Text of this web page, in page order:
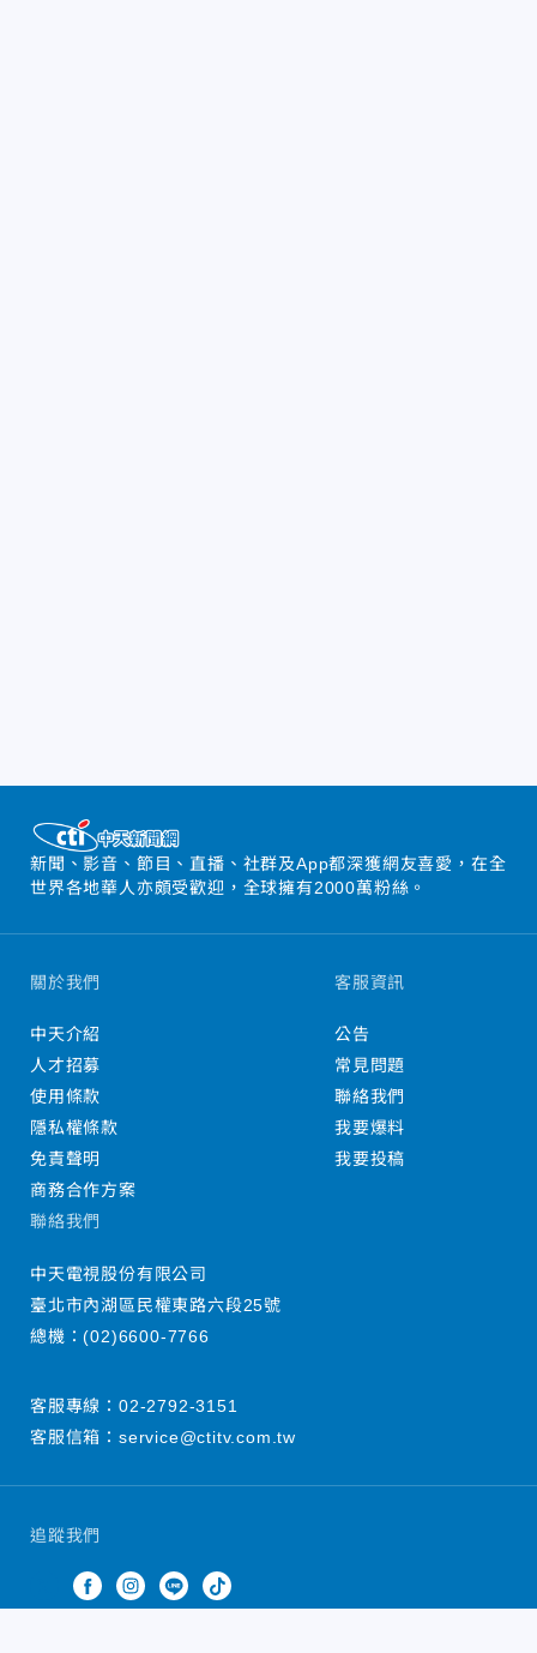
新聞、影音、節目、直播、社群及App都深獲網友喜愛，在全
世界各地華人亦頗受歡迎，全球擁有2000萬粉絲。
追蹤我們
關於我們
中天介紹
人才招募
使用條款
隱私權條款
免責聲明
商務合作方案
客服資訊
公告
常見問題
聯絡我們
我要爆料
我要投稿
聯絡我們
中天電視股份有限公司
臺北市內湖區民權東路六段25號
總機：(02)6600-7766
客服專線： 02-2792-3151
客服信箱： service@ctitv.com.tw